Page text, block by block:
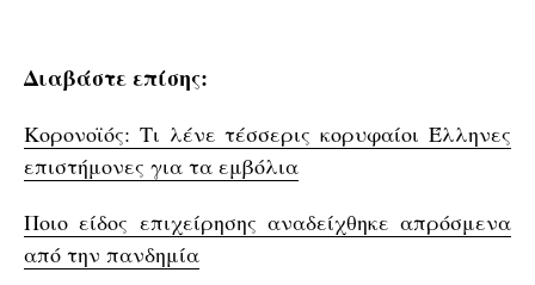
Διαβάστεεπίσης:
Κορονοϊός: Τι λένε τέσσερις κορυφαίοι Έλληνες
επιστήμονες για τα εμβόλια
Ποιο είδος επιχείρησης αναδείχθηκε απρόσμενα
από την πανδημία